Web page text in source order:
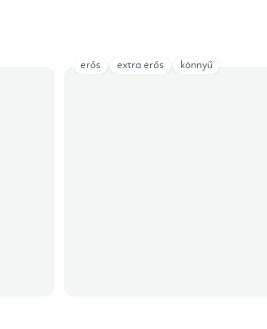
erős extra erős könnyű